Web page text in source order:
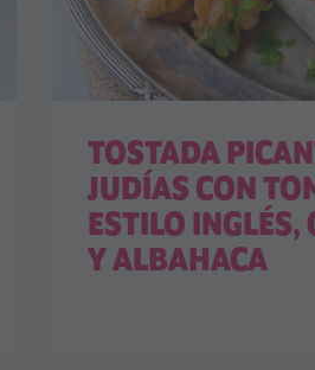
TOSTADA
JUDÍAS CON
ESTILO INGLÉS,
Y ALBAHACA